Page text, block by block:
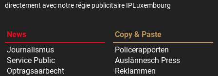
directement avec notre régie publicitaire IPLuxembourg
News
Journalismus
Service Public
Optragsaarbecht
Copy & Paste
Policerapporten
Auslännesch Press
Reklammen